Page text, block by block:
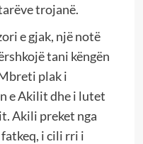
trojanë.
e gjak, një notë
tani këngën
plak i
e Akilit dhe i lutet
Akili preket nga
i cili rri i